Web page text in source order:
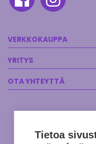
VERKKOKAUPPA
YRITYS
OTA YHTEYTTÄ
Tietoa